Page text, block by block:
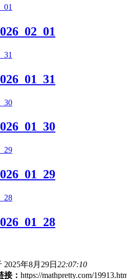
2025年8月29日 22:07:10
： https://mathpretty.com/